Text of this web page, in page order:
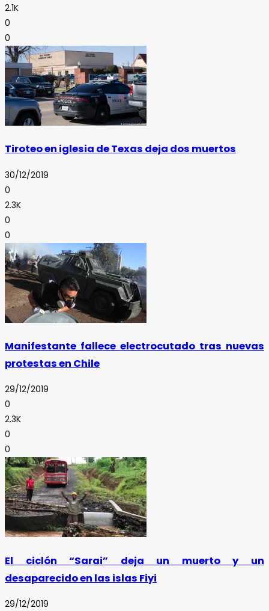
2.1K
0
0
Tiroteo en iglesia de Texas deja dos muertos
30/12/2019
0
2.3K
0
0
Manifestante fallece electrocutado tras nuevas
protestas en Chile
29/12/2019
0
2.3K
0
0
El ciclón “Sarai” deja un muerto y un
desaparecido en las islas Fiyi
29/12/2019